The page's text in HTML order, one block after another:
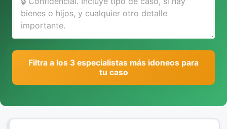
Filtra a los 3 especialistas más idoneos para
tu caso